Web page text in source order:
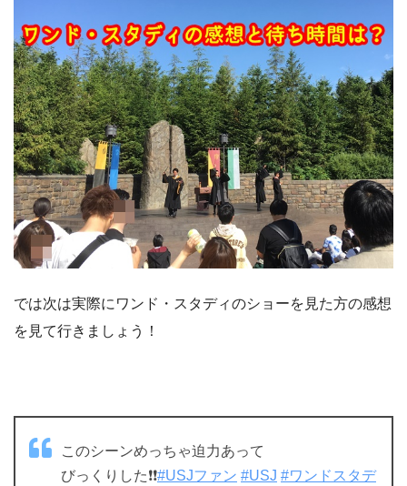
では次は実際にワンド・スタディのショーを見た方の感想
を見て行きましょう！
このシーンめっちゃ迫力あって
びっくりした❗❗#USJファン #USJ #ワンドスタデ